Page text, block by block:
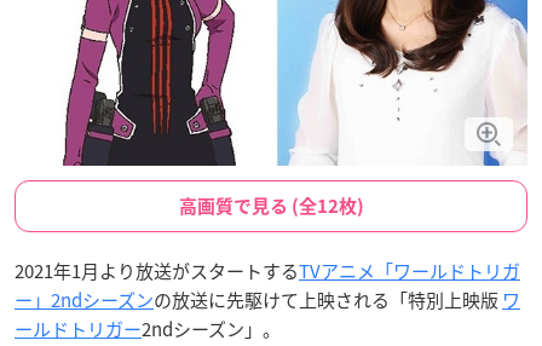
高画質で見る (全12枚)
2021年1月より放送がスタートするTVアニメ「ワールドトリガ
ー」2ndシーズンの放送に先駆けて上映される「特別上映版 ワ
ールドトリガー2ndシーズン」。